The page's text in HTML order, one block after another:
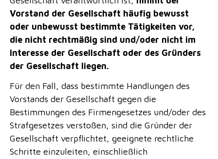
Vorstand der Gesellschaft häufig bewusst
oder unbewusst bestimmte Tätigkeiten vor,
die nicht rechtmäßig sind und/oder nicht im
Interesse der Gesellschaft oder des Gründers
der Gesellschaft liegen.
Für den Fall, dass bestimmte Handlungen des
Vorstands der Gesellschaft gegen die
Bestimmungen des Firmengesetzes und/oder des
Strafgesetzes verstoßen, sind die Gründer der
Gesellschaft verpflichtet, geeignete rechtliche
Schritte einzuleiten, einschließlich